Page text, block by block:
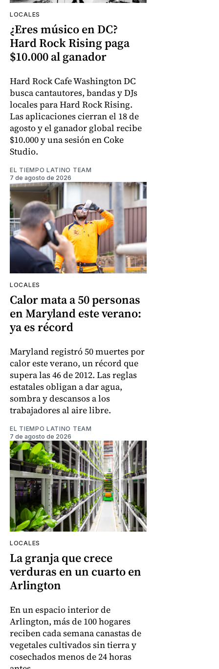
LOCALES
¿Eres músico en DC?
Hard Rock Rising paga
$10.000 al ganador
Hard Rock Cafe Washington DC
busca cantautores, bandas y DJs
locales para Hard Rock Rising.
Las aplicaciones cierran el 18 de
agosto y el ganador global recibe
$10.000 y una sesión en Coke
Studio.
EL TIEMPO LATINO TEAM
7 de agosto de 2026
LOCALES
Calor mata a 50 personas
en Maryland este verano:
ya es récord
Maryland registró 50 muertes por
calor este verano, un récord que
supera las 46 de 2012. Las reglas
estatales obligan a dar agua,
sombra y descansos a los
trabajadores al aire libre.
EL TIEMPO LATINO TEAM
7 de agosto de 2026
LOCALES
La granja que crece
verduras en un cuarto en
Arlington
En un espacio interior de
Arlington, más de 100 hogares
reciben cada semana canastas de
vegetales cultivados sin tierra y
cosechados menos de 24 horas